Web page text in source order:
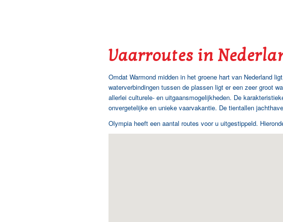
Vaarroutes in
Omdat Warmond midden in het groene hart van Nederland
waterverbindingen tussen de plassen ligt er een zeer groot
allerlei culturele- en uitgaansmogelijkheden. De
onvergetelijke en unieke vaarvakantie. De tientallen
Olympia heeft een aantal routes voor u uitgestippeld.